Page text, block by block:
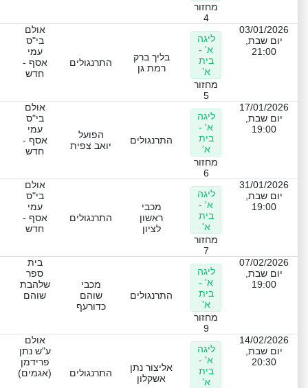
מחזור
4
03/01/2026
יום שבת,
21:00
ליגה
א' -
בית
א'
מחזור
5
בליך ברק
רמת גן
התרנגולים
אולם
בי"ס
עמי
אסף -
חדש
17/01/2026
יום שבת,
19:00
ליגה
א' -
בית
א'
מחזור
6
התרנגולים
הפועל
יואב צפית
אולם
בי"ס
עמי
אסף -
חדש
31/01/2026
יום שבת,
19:00
ליגה
א' -
בית
א'
מחזור
7
מכבי
ראשון
לציון
התרנגולים
אולם
בי"ס
עמי
אסף -
חדש
07/02/2026
יום שבת,
19:00
ליגה
א' -
בית
א'
מחזור
9
התרנגולים
מכבי
שוהם
כדורעף
בית
ספר
שלהבת
שוהם
14/02/2026
יום שבת,
20:30
ליגה
א' -
בית
א'
אליצור נתן
אשקלון
התרנגולים
אולם
ע"ש נתן
פרידמן
(אגמים)